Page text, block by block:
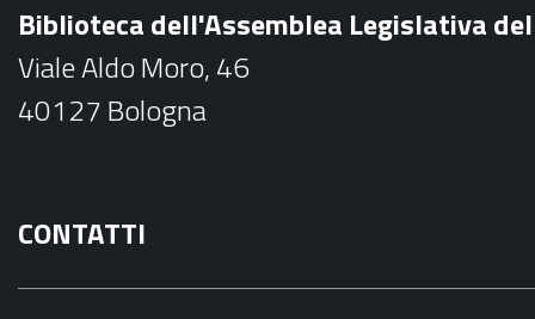
o
k
Biblioteca dell'Assemblea Legislativa
Viale Aldo Moro, 46
40127 Bologna
CONTATTI